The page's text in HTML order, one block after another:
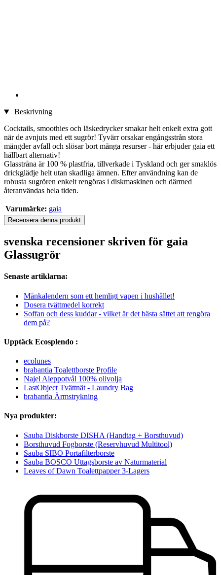
Beskrivning
Cocktails, smoothies och läskedrycker smakar helt enkelt extra gott
när de avnjuts med ett sugrör! Tyvärr orsakar engångsstrån stora
mängder avfall och slösar bort många resurser - här erbjuder gaia ett
hållbart alternativ!
Glasstråna är 100 % plastfria, tillverkade i Tyskland och ger smaklös
drickglädje helt utan skadliga ämnen. Efter användning kan de
robusta sugrören enkelt rengöras i diskmaskinen och därmed
återanvändas hela tiden.
Varumärke: gaia
Recensera denna produkt
svenska recensioner skriven för gaia
Glassugrör
Senaste artiklarna:
Månkalendern som ett hemligt vapen i hushållet!
Dosera tvättmedel korrekt
Soffan och dess kuddar - vilket är det bästa sättet att rengöra
dem på?
Upptäck Ecosplendo :
ecolunes
brabantia Toalettborste Profile
Najel Aleppotvål 100% olivolja
LastObject Tvättnät - Laundry Bag
brabantia Ärmstrykning
Nya produkter:
Sauba Diskborste DISHA (Handtag + Borsthuvud)
Borsthuvud Fogborste (Reservhuvud Multitool)
Sauba SIBO Portafilterborste
Sauba BOSCO Uttagsborste av Naturmaterial
Leaves of Dawn Toalettpapper 3-Lagers